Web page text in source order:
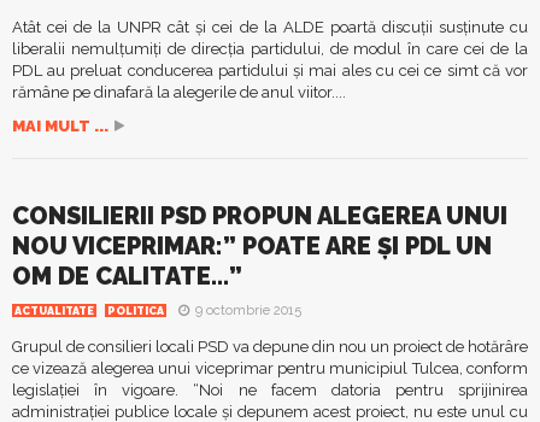
Atât cei de la UNPR cât şi cei de la ALDE poartă discuţii susţinute cu
liberalii nemulţumiţi de direcţia partidului, de modul în care cei de la
PDL au preluat conducerea partidului şi mai ales cu cei ce simt că vor
rămâne pe dinafară la alegerile de anul viitor....
MAI MULT ...
CONSILIERII PSD PROPUN ALEGEREA UNUI
NOU VICEPRIMAR:” POATE ARE ŞI PDL UN
OM DE CALITATE…”
ACTUALITATE POLITICA 9 octombrie 2015
Grupul de consilieri locali PSD va depune din nou un proiect de hotărâre
ce vizează alegerea unui viceprimar pentru municipiul Tulcea, conform
legislaţiei în vigoare. “Noi ne facem datoria pentru sprijinirea
administraţiei publice locale şi depunem acest proiect, nu este unul cu